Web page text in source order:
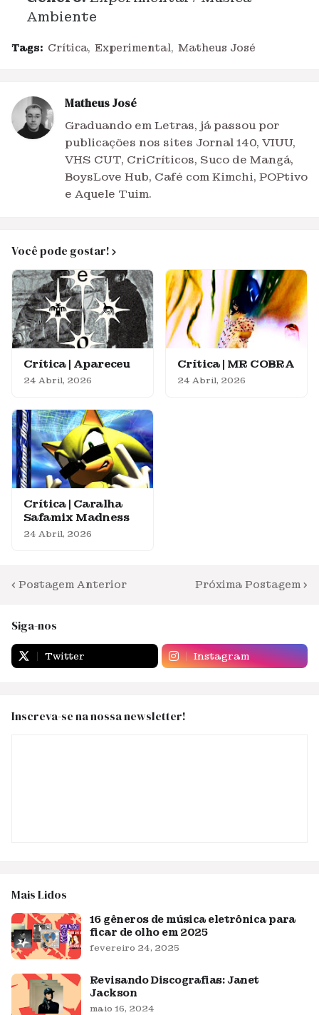
Ambiente
Tags: Crítica Experimental Matheus José
Matheus José
Graduando em Letras, já passou por
publicações nos sites Jornal 140, VIUU,
VHS CUT, CriCríticos, Suco de Mangá,
BoysLove Hub, Café com Kimchi, POPtivo
e Aquele Tuim.
Você pode gostar!
Crítica | Apareceu
24 Abril, 2026
Crítica | MR COBRA
24 Abril, 2026
Crítica | Caralha
Safamix Madness
24 Abril, 2026
Postagem Anterior Próxima Postagem
Siga-nos
Twitter Instagram
Inscreva-se na nossa newsletter!
Mais Lidos
16 gêneros de música eletrônica para
ficar de olho em 2025
fevereiro 24, 2025
Revisando Discografias: Janet
Jackson
maio 16, 2024